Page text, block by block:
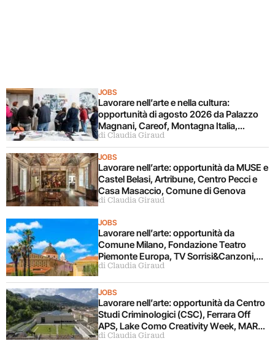
JOBS
Lavorare nell’arte e nella cultura:
opportunità di agosto 2026 da Palazzo
Magnani, Careof, Montagna Italia,
Fondazione CR Firenze
di Claudia Giraud
JOBS
Lavorare nell’arte: opportunità da MUSE e
Castel Belasi, Artribune, Centro Pecci e
Casa Masaccio, Comune di Genova
di Claudia Giraud
JOBS
Lavorare nell’arte: opportunità da
Comune Milano, Fondazione Teatro
Piemonte Europa, TV Sorrisi&Canzoni,
Fondazione Alghero
di Claudia Giraud
JOBS
Lavorare nell’arte: opportunità da Centro
Studi Criminologici (CSC), Ferrara Off
APS, Lake Como Creativity Week, MART,
Viscontea Casa d’Aste
di Claudia Giraud